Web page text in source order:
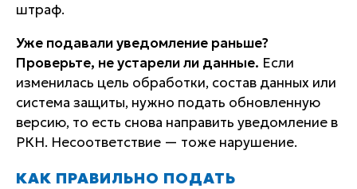
штраф.
Уже подавали уведомление раньше?
Проверьте, не устарели ли данные. Если
изменилась цель обработки, состав данных или
система защиты, нужно подать обновленную
версию, то есть снова направить уведомление в
РКН. Несоответствие — тоже нарушение.
КАК ПРАВИЛЬНО ПОДАТЬ